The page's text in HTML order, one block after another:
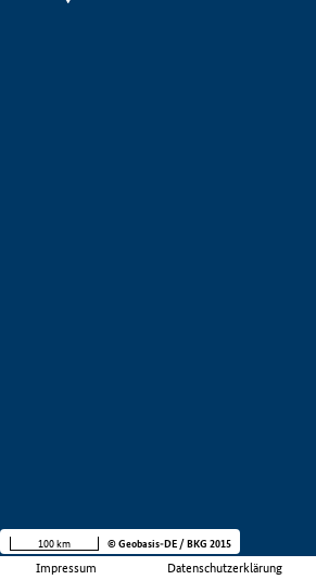
Impressum Datenschutzerklärung
100 km © Geobasis-DE / BKG 2015